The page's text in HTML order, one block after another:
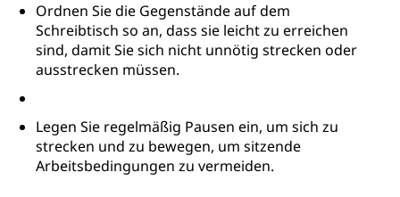
Ordnen Sie die Gegenstände auf dem
Schreibtisch so an, dass sie leicht zu erreichen
sind, damit Sie sich nicht unnötig strecken oder
ausstrecken müssen.
Legen Sie regelmäßig Pausen ein, um sich zu
strecken und zu bewegen, um sitzende
Arbeitsbedingungen zu vermeiden.